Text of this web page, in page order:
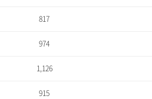
817
974
1,126
915